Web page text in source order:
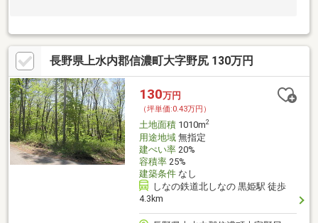
長野県上水内郡信濃町大字野尻 130万円
130万円
（坪単価:0.43万円）
土地面積1010m2
用途地域無指定
建ぺい率20%
容積率25%
建築条件なし
しなの鉄道北しなの 黒姫駅 徒歩
4.3km